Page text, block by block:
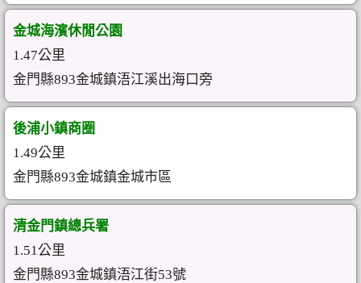
金城海濱休閒公園
1.47公里
金門縣893金城鎮浯江溪出海口旁
後浦小鎮商圈
1.49公里
金門縣893金城鎮金城市區
清金門鎮總兵署
1.51公里
金門縣893金城鎮浯江街53號